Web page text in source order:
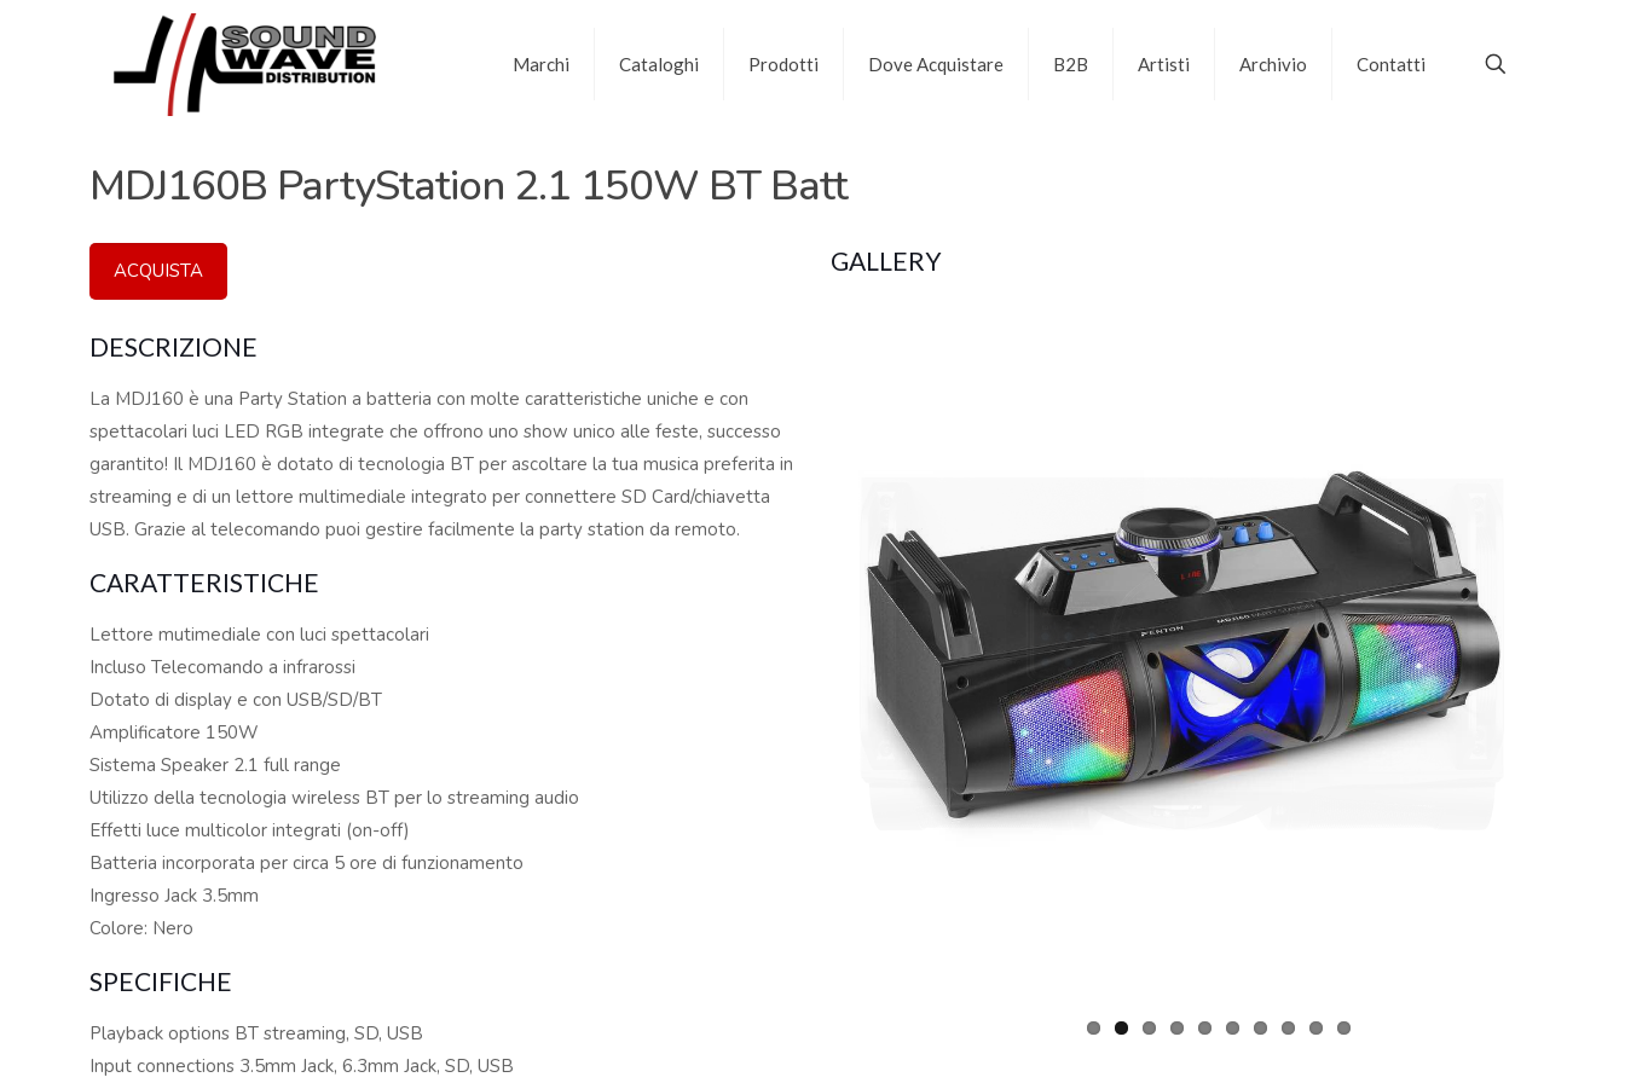
Marchi Cataloghi Prodotti Dove Acquistare B2B Artisti Archivio Contatti
MDJ160B PartyStation 2.1 150W BT Batt
ACQUISTA
DESCRIZIONE
La MDJ160 è una Party Station a batteria con molte caratteristiche uniche e con
spettacolari luci LED RGB integrate che offrono uno show unico alle feste, successo
garantito! Il MDJ160 è dotato di tecnologia BT per ascoltare la tua musica preferita in
streaming e di un lettore multimediale integrato per connettere SD Card/chiavetta
USB. Grazie al telecomando puoi gestire facilmente la party station da remoto.
CARATTERISTICHE
Lettore mutimediale con luci spettacolari
Incluso Telecomando a infrarossi
Dotato di display e con USB/SD/BT
Amplificatore 150W
Sistema Speaker 2.1 full range
Utilizzo della tecnologia wireless BT per lo streaming audio
Effetti luce multicolor integrati (on-off)
Batteria incorporata per circa 5 ore di funzionamento
Ingresso Jack 3.5mm
Colore: Nero
SPECIFICHE
Playback options BT streaming, SD, USB
Input connections 3.5mm Jack, 6.3mm Jack, SD, USB
GALLERY